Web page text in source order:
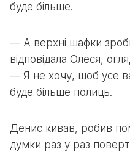
буде більше.
— А верхні шафки
відповідала Олеся,
— Я не хочу, щоб усе
буде більше полиць.
Денис кивав, робив
думки раз у раз